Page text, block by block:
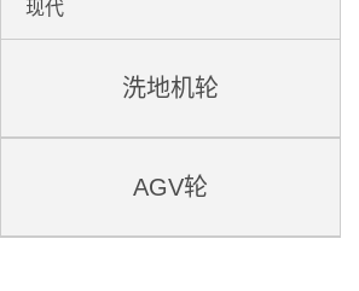
现代
洗地机轮
AGV轮